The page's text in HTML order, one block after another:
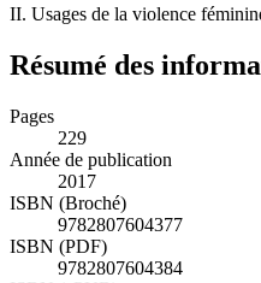
II. Usages de la violence
Résumé des
Pages
229
Année de publication
2017
ISBN (Broché)
9782807604377
ISBN (PDF)
9782807604384